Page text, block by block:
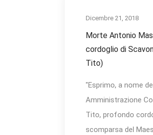
Dicembre 21, 2018
Morte Antonio
cordoglio di
Tito)
"Esprimo, a nome
Amministrazione
Tito, profondo
scomparsa del